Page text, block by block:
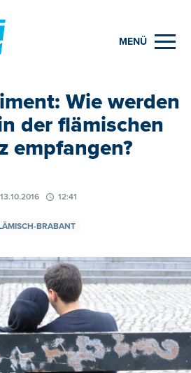
MENÜ
Wie werden
der flämischen
empfangen?
13.10.2016 12:41
BRABANT